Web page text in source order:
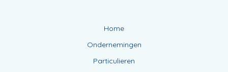
Home
Ondernemingen
Particulieren